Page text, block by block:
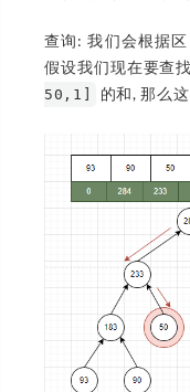
查询: 我们会根据区
假设我们现在要查
50,1]
的和, 那么